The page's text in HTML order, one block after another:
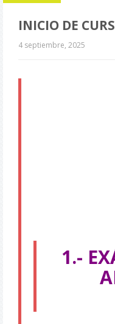
INICIO DE
4 septiembre, 2025
1.-